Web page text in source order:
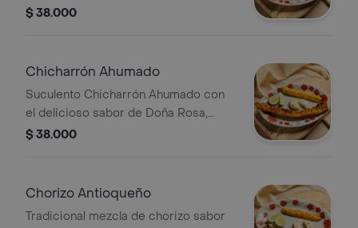
tajada de platano maduro, arepa y
$ 38.000
Chicharrón Ahumado
Suculento Chicharrón Ahumado con
el delicioso sabor de Doña Rosa,
acompañado de tajada de maduro,
$ 38.000
Chorizo Antioqueño
Tradicional mezcla de chorizo sabor